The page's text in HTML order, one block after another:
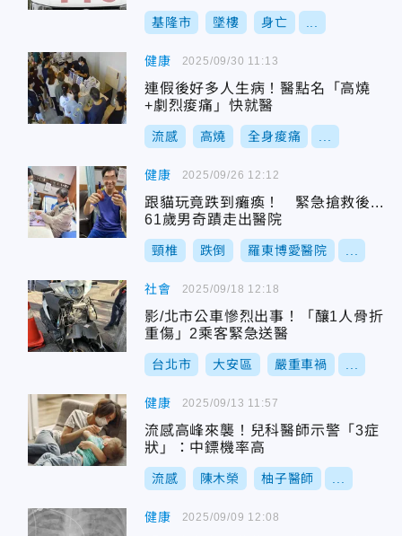
基隆市 墜樓 身亡
健康
連假後好多人生病！醫點名「高燒
+劇烈痠痛」快就醫
流感 高燒 全身痠痛
2025/09/30 11:13
健康
跟貓玩竟跌到癱瘓！ 緊急搶救後...
61歲男奇蹟走出醫院
頸椎 跌倒 羅東博愛醫院
2025/09/26 12:12
社會
影/北市公車慘烈出事！「釀1人骨折
重傷」2乘客緊急送醫
台北市 大安區 嚴重車禍
2025/09/18 12:18
健康
流感高峰來襲！兒科醫師示警「3症
狀」：中鏢機率高
流感 陳木榮 柚子醫師
2025/09/13 11:57
健康 2025/09/09 12:08